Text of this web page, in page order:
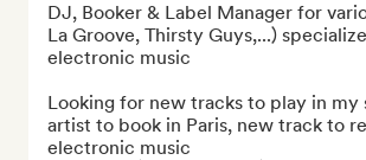
DJ, Booker & Label Manager for
La Groove, Thirsty Guys,...)
electronic music
Looking for new tracks to play in my
artist to book in Paris, new track to
electronic music